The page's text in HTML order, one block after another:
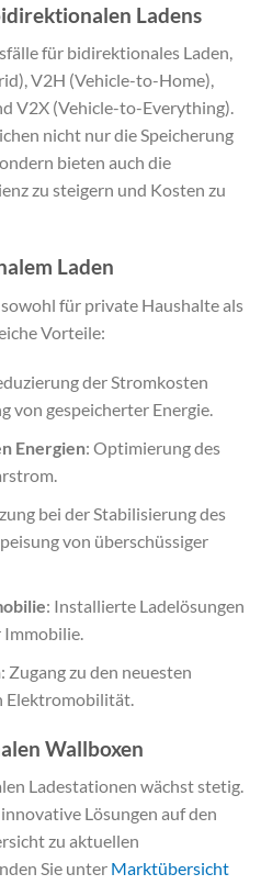
Ladens
für bidirektionales Laden,
V2H (Vehicle-to-Home),
V2X (Vehicle-to-Everything).
nicht nur die Speicherung
bieten auch die
zu steigern und Kosten zu
Laden
für private Haushalte als
Vorteile:
der Stromkosten
von gespeicherter Energie.
Energien: Optimierung des
bei der Stabilisierung des
von überschüssiger
: Installierte Ladelösungen
: Zugang zu den neuesten
Elektromobilität.
Wallboxen
Ladestationen wächst stetig.
Lösungen auf den
zu aktuellen
Sie unter Marktübersicht